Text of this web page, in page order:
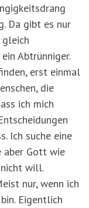
Da gibt es nur
Abtrünniger.
erst einmal
die
ich mich
Ich suche eine
aber Gott wie
will.
nur, wenn ich
Eigentlich